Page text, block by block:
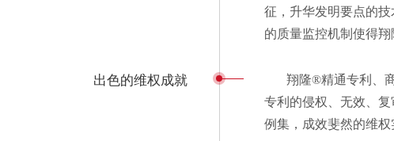
征，升华发明要点的
的质量监控机制使得
出色的维权成就
翔隆®精通专利、
专利的侵权、无效、
例集，成效斐然的维权